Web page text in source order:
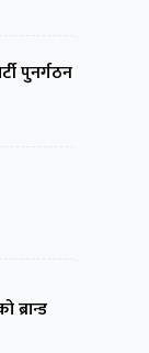
पुनर्गठन
ब्रान्ड